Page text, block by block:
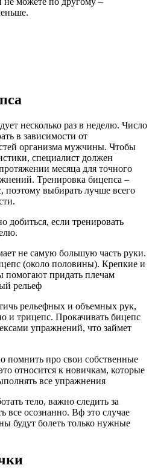
несколько раз в неделю. Число
в зависимости от
организма мужчины. Чтобы
специалист должен
месяца для точного
Тренировка бицепса –
поэтому выбирать лучше всего
добиться, если тренировать
не самую большую часть руки.
(около половины). Крепкие и
помогают придать плечам
рельеф
рельефных и объемных рук,
и трицепс. Прокачивать бицепс
упражнений, что займет
про свои собственные
относится к новичкам, которые
все упражнения
тело, важно следить за
все осознанно. Вф это случае
будут болеть только нужные